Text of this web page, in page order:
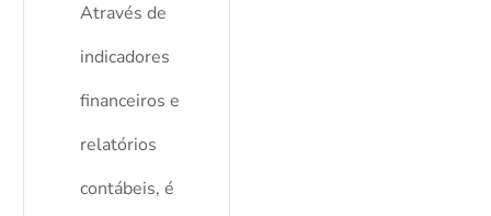
Através de
indicadores
financeiros e
relatórios
contábeis, é